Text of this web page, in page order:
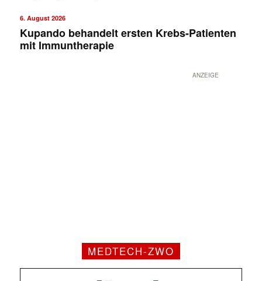
6. August 2026
Kupando behandelt ersten Krebs-Patienten
mit Immuntherapie
ANZEIGE
MEDTECH-ZWO